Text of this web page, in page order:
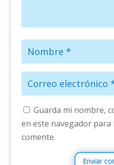
Guarda mi nombre,
en este navegador para
comente.
Enviar